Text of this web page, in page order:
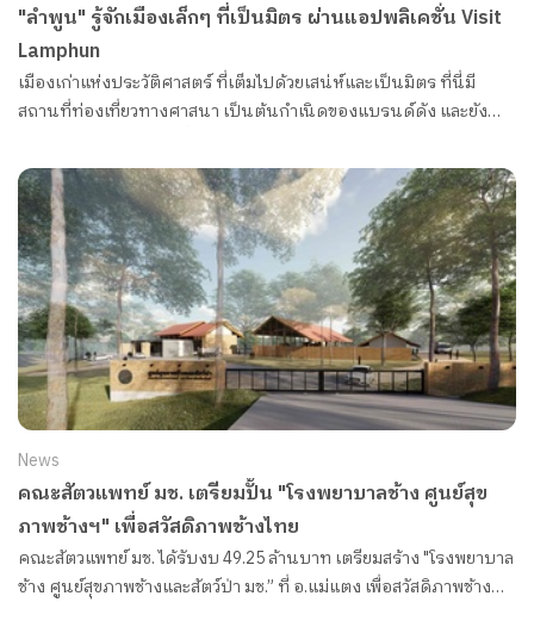
"ลำพูน" รู้จักเมืองเล็กๆ ที่เป็นมิตร ผ่านแอปพลิเคชั่น Visit
Lamphun
เมืองเก่าแห่งประวัติศาสตร์ ที่เต็มไปด้วยเสน่ห์และเป็นมิตร ที่นี่มี
สถานที่ท่องเที่ยวทางศาสนา เป็นต้นกำเนิดของแบรนด์ดัง และยัง
News
คณะสัตวแพทย์ มช. เตรียมปั้น "โรงพยาบาลช้าง ศูนย์สุข
ภาพช้างฯ" เพื่อสวัสดิภาพช้างไทย
คณะสัตวแพทย์ มช. ได้รับงบ 49.25 ล้านบาท เตรียมสร้าง "โรงพยาบาล
ช้าง ศูนย์สุขภาพช้างและสัตว์ป่า มช.” ที่ อ.แม่แตง เพื่อสวัสดิภาพช้าง